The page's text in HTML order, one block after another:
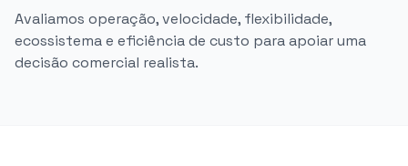
Avaliamos operação, velocidade, flexibilidade,
ecossistema e eficiência de custo para apoiar uma
decisão comercial realista.